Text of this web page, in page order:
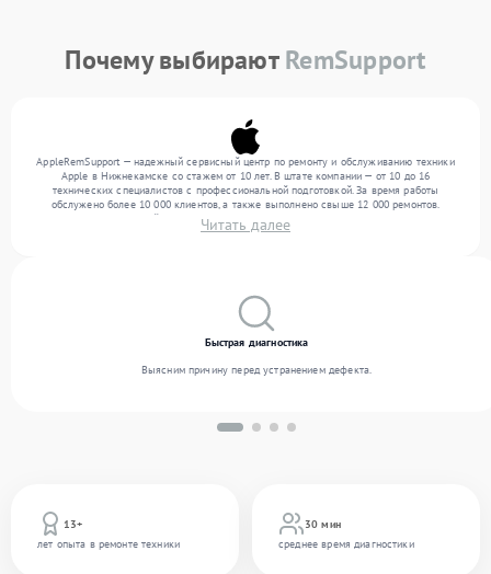
Почему выбираютRemSupport
AppleRemSupport — надежный сервисный центр по ремонту и обслуживанию техники
Apple в Нижнекамске со стажем от 10 лет. В штате компании — от 10 до 16
технических специалистов с профессиональной подготовкой. За время работы
обслужено более 10 000 клиентов, а также выполнено свыше 12 000 ремонтов.
Ежемесячно в сервисный центр поступает свыше 300 единиц техники, включая , , . Мы
беремся за задачи любой сложности и гарантируем высокое качество обслуживания
Читать далее
13+
лет опыта в ремонте техники
30 мин
среднее время диагностики
Быстрая диагностика
Выясним причину перед устранением дефекта.